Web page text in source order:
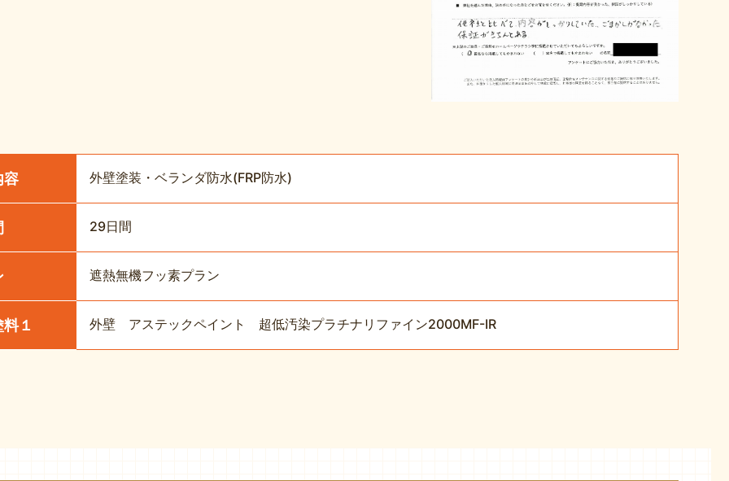
容 外壁塗装・ベランダ防水(FRP防水)
29日間
遮熱無機フッ素プラン
１ 外壁 アステックペイント 超低汚染プラチナリファイン2000MF-IR